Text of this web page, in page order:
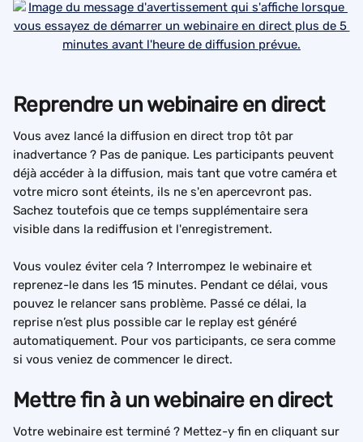
Reprendre un webinaire en direct
Vous avez lancé la diffusion en direct trop tôt par
inadvertance ? Pas de panique. Les participants peuvent
déjà accéder à la diffusion, mais tant que votre caméra et
votre micro sont éteints, ils ne s'en apercevront pas.
Sachez toutefois que ce temps supplémentaire sera
visible dans la rediffusion et l'enregistrement.
Vous voulez éviter cela ? Interrompez le webinaire et
reprenez-le dans les 15 minutes. Pendant ce délai, vous
pouvez le relancer sans problème. Passé ce délai, la
reprise n’est plus possible car le replay est généré
automatiquement. Pour vos participants, ce sera comme
si vous veniez de commencer le direct.
Mettre fin à un webinaire en direct
Votre webinaire est terminé ? Mettez-y fin en cliquant sur